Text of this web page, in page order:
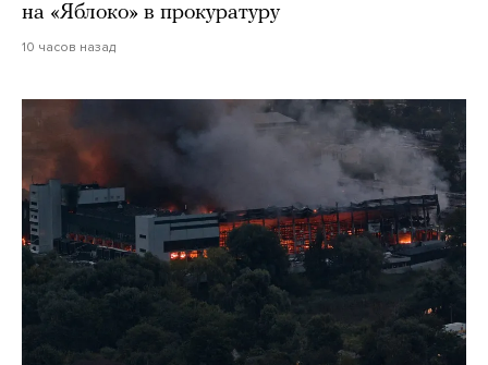
на «Яблоко» в прокуратуру
10 часов назад